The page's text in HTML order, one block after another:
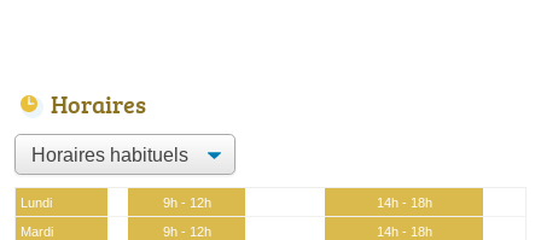
Horaires
Lundi 9h - 12h
14h - 18h
Mardi
9h - 12h
14h - 18h